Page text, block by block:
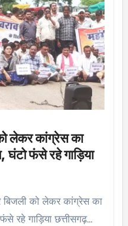
लेकर कांग्रेस का
घंटो फंसे रहे गाड़िया
रहे गाड़िया छत्तीसगढ़…